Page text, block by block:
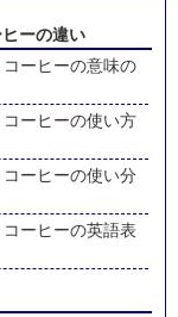
ーの違い
ーヒーの意味の
ーヒーの使い方
ーヒーの使い分
ーヒーの英語表